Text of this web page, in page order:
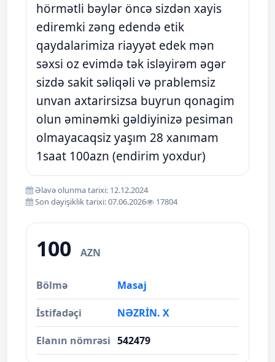
hörmətli bəylər öncə sizdən xayis
ediremki zəng edendə etik
qaydalarimiza riayyət edek mən
səxsi oz evimdə tək isləyirəm əgər
sizdə sakit səliqəli və prablemsiz
unvan axtarirsizsa buyrun qonagim
olun əminəmki gəldiyinizə pesiman
olmayacaqsiz yaşım 28 xanımam
1saat 100azn (endirim yoxdur)
Əlavə olunma tarixi: 12.12.2024
Son dəyişiklik tarixi: 07.06.2026
17804
100 AZN
Bölmə Masaj
İstifadəçi NƏZRİN. X
Elanın nömrəsi 542479